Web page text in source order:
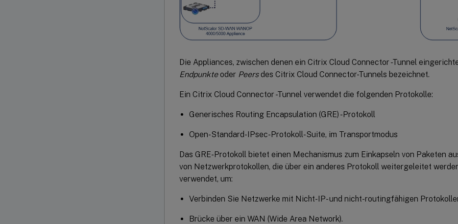
Die Appliances, zwischen denen ein Citrix Cloud Connector -Tunnel
Endpunkteoder Peersdes Citrix Cloud Connector-Tunnels bezeichnet.
Ein Citrix Cloud Connector -Tunnel verwendet die folgenden Protokolle:
Generisches Routing Encapsulation (GRE) -Protokoll
Open-Standard-IPsec-Protokoll-Suite, im Transportmodus
Das GRE-Protokoll bietet einen Mechanismus zum Einkapseln von Paketen
von Netzwerkprotokollen, die über ein anderes Protokoll weitergeleitet
verwendet, um:
Verbinden Sie Netzwerke mit Nicht-IP- und nicht-routingfähigen
Brücke über ein WAN (Wide Area Network).